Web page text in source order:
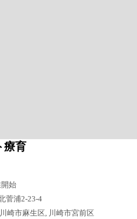
療育
始
菅浦2-23-4
崎市麻生区, 川崎市宮前区